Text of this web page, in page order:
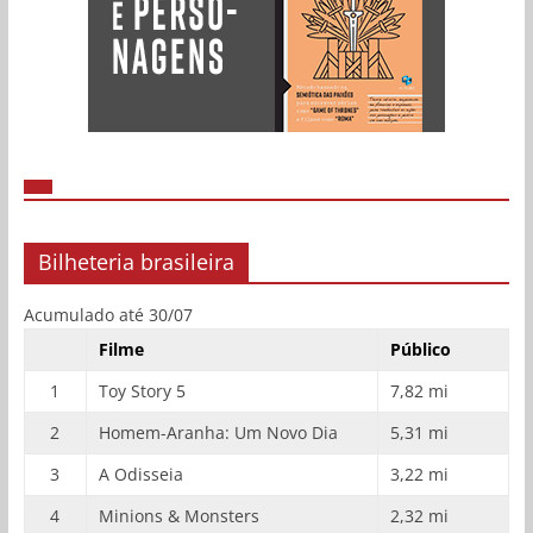
Bilheteria brasileira
Acumulado até 30/07
Filme
Público
1
Toy Story 5
7,82 mi
2
Homem-Aranha: Um Novo Dia
5,31 mi
3
A Odisseia
3,22 mi
4
Minions & Monsters
2,32 mi